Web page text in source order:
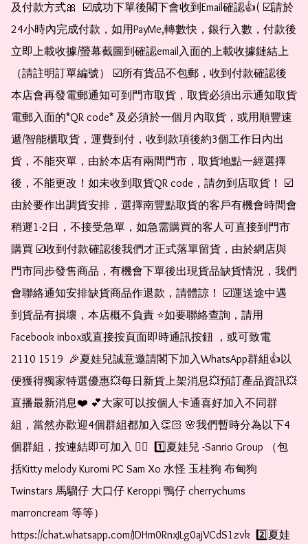
及付款方式🎀  ☑️成功下單後閣下會收到Email確認👍( ☑️請於
24小時內完成付款，如用PayMe,轉數快，銀行入數，付款後
立即上載收據/螢幕截圖到確認email入面的上載收據鏈結上
（請註明訂單編號） ☑️所有貨品不包郵，收到付款確認後
本店會再發電郵通知可到門市取貨，取貨必須出示通知取貨
電郵入面的*QR code* 及必須於一個月內取貨，或用順豐速
遞/智能櫃取貨，運費到付，收到款項後約3個工作日內出
貨，不能夾單，由於本店有兩間門市，取貨地點一經選擇
後，不能更改！如未收到取貨QR code，請勿到店取貨！ ☑️
由於要作出調貨安排，選擇南豐點取貨的客戶有機會時間會
稍遲1-2日，不接受急單，如急需購買的客人可直接到門市
購買 ☑️收到付款確認後我們才正式落單留貨，由於網店與
門市同步發售商品，有機會下單後出現貨品缺貨情況，我們
會聯絡通知安排缺貨商品作退款，請體諒！ ☑️運送途中遇
到貨品有損壞，本店概不負責 ⭐️如要聯絡查詢，請用
Facebook inbox或直接按頁面即時通訊按鈕 ，或可致電
2110 1519  🎉夏娃兒誠意邀請閣下加入WhatsApp群組👍以
便獲得獨家特選優惠💥每日新貨上架消息💥預訂產品資訊💥
直播最新消息❤️ 💕大家可以按個人卡通喜好加入不同群
組，當然亦歡迎4個群組都加入👏🏻 🌸我們暫時分為以下4
個群組，按連結即可加入 👇🏻  1️⃣夏娃兒 -Sanrio Group （包
括Kitty melody Kuromi PC Sam Xo 水怪 玉桂狗 布甸狗
Twinstars 馬騮仔 大口仔 Keroppi 鴨仔 cherrychums
marroncream 等等）
https://chat.whatsapp.com/JDHm0RnxJLg0ajVCdS1zvk  2️⃣夏娃